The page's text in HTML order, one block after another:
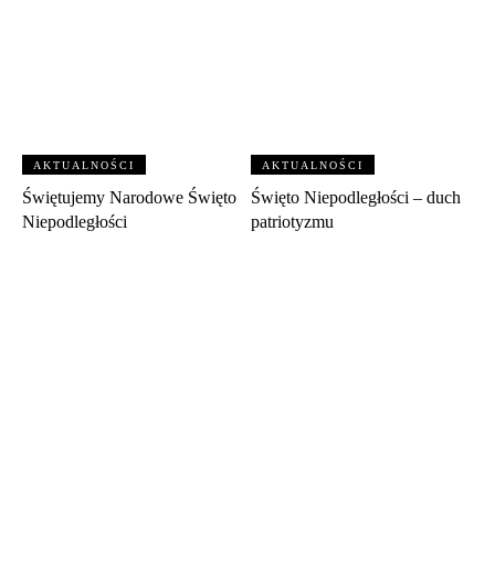
AKTUALNOŚCI
Świętujemy Narodowe Święto
Niepodległości
AKTUALNOŚCI
Święto Niepodległości – duch
patriotyzmu